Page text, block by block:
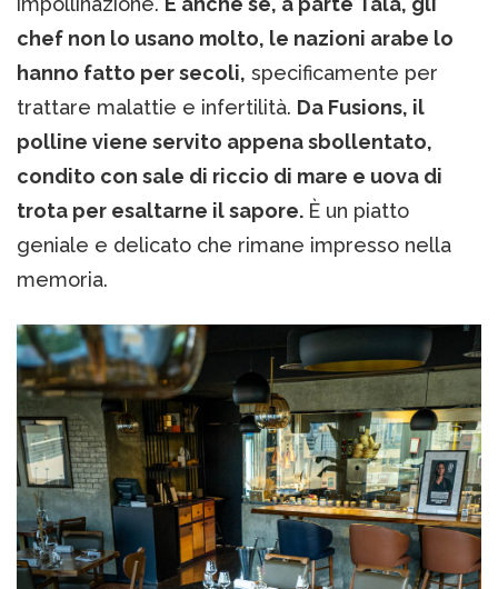
chef non lo usano molto, le nazioni arabe lo
hanno fatto per secoli, specificamente per
trattare malattie e infertilità. Da Fusions, il
polline viene servito appena sbollentato,
condito con sale di riccio di mare e uova di
trota per esaltarne il sapore. È un piatto
geniale e delicato che rimane impresso nella
memoria.